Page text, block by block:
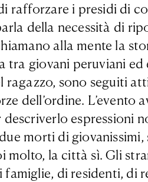
rafforzare i presidi di
della necessità di
alla mente la
tra giovani peruviani
sono seguiti
dell’ordine. L’evento
espressioni
morti di
molto, la città sì. Gli
di residenti, di